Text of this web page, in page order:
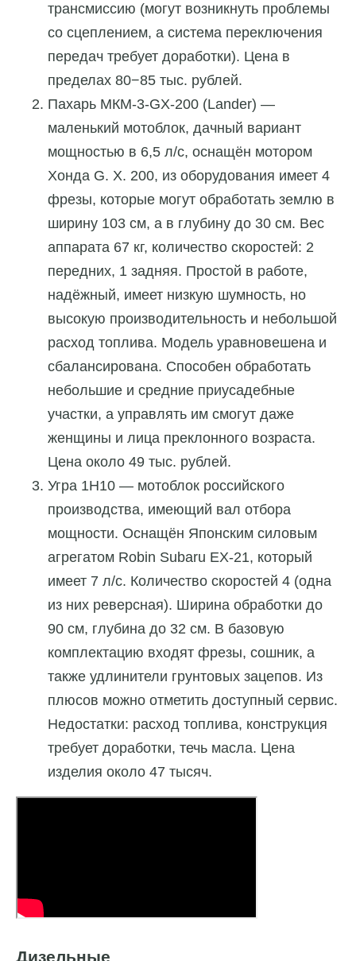
трансмиссию (могут возникнуть проблемы
со сцеплением, а система переключения
передач требует доработки). Цена в
пределах 80−85 тыс. рублей.
Пахарь МКМ-3-GX-200 (Lander) —
маленький мотоблок, дачный вариант
мощностью в 6,5 л/с, оснащён мотором
Хонда G. X. 200, из оборудования имеет 4
фрезы, которые могут обработать землю в
ширину 103 см, а в глубину до 30 см. Вес
аппарата 67 кг, количество скоростей: 2
передних, 1 задняя. Простой в работе,
надёжный, имеет низкую шумность, но
высокую производительность и небольшой
расход топлива. Модель уравновешена и
сбалансирована. Способен обработать
небольшие и средние приусадебные
участки, а управлять им смогут даже
женщины и лица преклонного возраста.
Цена около 49 тыс. рублей.
Угра 1Н10 — мотоблок российского
производства, имеющий вал отбора
мощности. Оснащён Японским силовым
агрегатом Robin Subaru EX-21, который
имеет 7 л/с. Количество скоростей 4 (одна
из них реверсная). Ширина обработки до
90 см, глубина до 32 см. В базовую
комплектацию входят фрезы, сошник, а
также удлинители грунтовых зацепов. Из
плюсов можно отметить доступный сервис.
Недостатки: расход топлива, конструкция
требует доработки, течь масла. Цена
изделия около 47 тысяч.
Дизельные